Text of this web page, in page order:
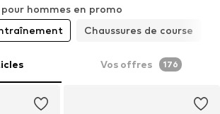
pour hommes en promo
Chaussures de course
Vos offres 176